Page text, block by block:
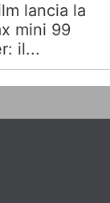
lancia la
mini 99
il...